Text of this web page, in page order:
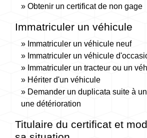
Obtenir un certificat de non gage
Immatriculer un véhicule
Immatriculer un véhicule neuf
Immatriculer un véhicule
Immatriculer un tracteur ou un
Hériter d'un véhicule
Demander un duplicata suite à
une détérioration
Titulaire du certificat et